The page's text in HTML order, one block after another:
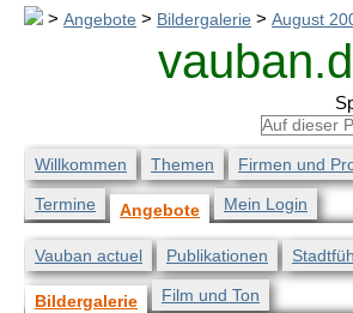
> Angebote > Bildergalerie > August
Willkommen Themen Firmen und
Termine Angebote Mein Login
Vauban actuel Publikationen
Bildergalerie Film und Ton